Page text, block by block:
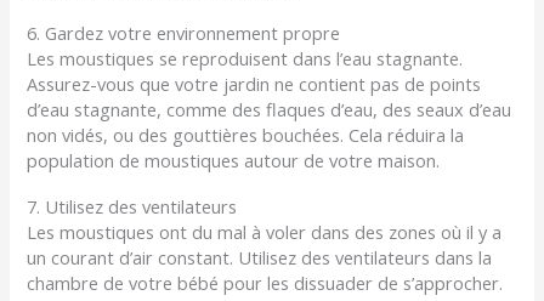
6. Gardez votre environnement propre
Les moustiques se reproduisent dans l’eau stagnante.
Assurez-vous que votre jardin ne contient pas de points
d’eau stagnante, comme des flaques d’eau, des seaux d’eau
non vidés, ou des gouttières bouchées. Cela réduira la
population de moustiques autour de votre maison.
7. Utilisez des ventilateurs
Les moustiques ont du mal à voler dans des zones où il y a
un courant d’air constant. Utilisez des ventilateurs dans la
chambre de votre bébé pour les dissuader de s’approcher.